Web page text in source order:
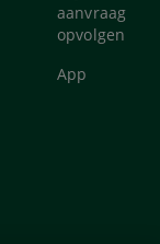
aanvraag
opvolgen
App